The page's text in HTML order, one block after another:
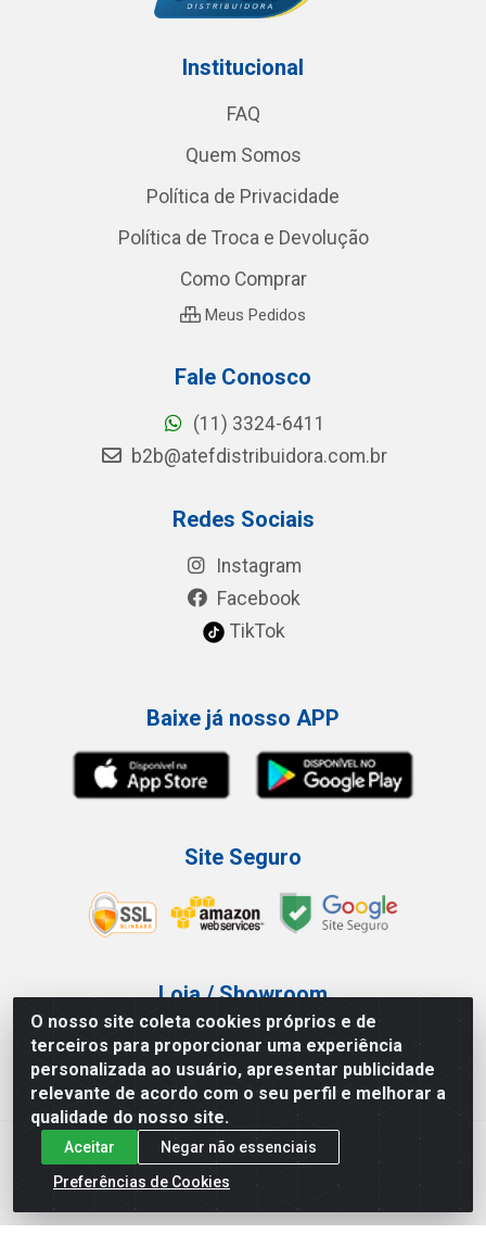
O nosso site coleta cookies próprios e de
terceiros para proporcionar uma experiência
personalizada ao usuário, apresentar publicidade
relevante de acordo com o seu perfil e melhorar a
qualidade do nosso site.
Aceitar
Negar não essenciais
Preferências de Cookies
Institucional
FAQ
Quem Somos
Política de Privacidade
Política de Troca e Devolução
Como Comprar
Meus Pedidos
Fale Conosco
(11) 3324-6411
b2b@atefdistribuidora.com.br
Redes Sociais
Instagram
Facebook
TikTok
Baixe já nosso APP
Site Seguro
Loja / Showroom
Tel.: (11) 3227-0546
Av Vautier, 587/597 - Pari - São Paulo/SP
Atef Distribuidora LTDA - Av. Vautier, 585/597 - Pari - São
Paulo/SP - CEP 03.032-000 - CNPJ 27.717.135/0001-29